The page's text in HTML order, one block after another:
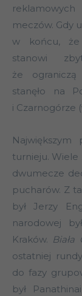
meczów. Gdy
w końcu, że
stanowi
że
stanęło na
i Czarnogórze
turnieju. Wiele
dwumecze
pucharów. Z
był Jerzy
narodowej
Kraków. Biała
ostatniej
do fazy
był